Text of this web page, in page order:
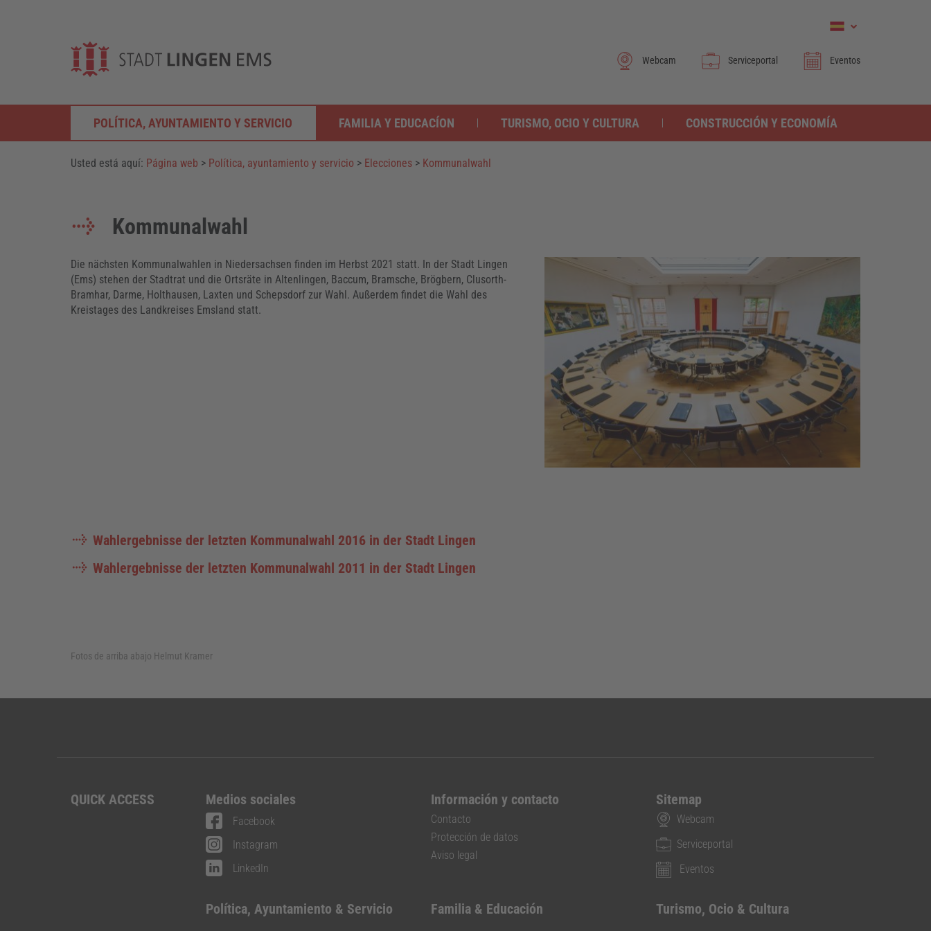
Webcam Serviceportal Eventos
POLÍTICA, AYUNTAMIENTO Y SERVICIO FAMILIA Y EDUCACÍON TURISMO, OCIO Y CULTURA CONSTRUCCIÓN Y ECONOMÍA
Usted está aquí: Página web > Política, ayuntamiento y servicio > Elecciones > Kommunalwahl
Kommunalwahl
Die nächsten Kommunalwahlen in Niedersachsen finden im Herbst 2021 statt. In der Stadt Lingen
(Ems) stehen der Stadtrat und die Ortsräte in Altenlingen, Baccum, Bramsche, Brögbern, Clusorth-
Bramhar, Darme, Holthausen, Laxten und Schepsdorf zur Wahl. Außerdem findet die Wahl des
Kreistages des Landkreises Emsland statt.
Wahlergebnisse der letzten Kommunalwahl 2016 in der Stadt Lingen
Wahlergebnisse der letzten Kommunalwahl 2011 in der Stadt Lingen
Fotos de arriba abajo Helmut Kramer
QUICK ACCESS Medios sociales
Facebook
Instagram
LinkedIn
Información y contacto
Contacto
Protección de datos
Aviso legal
Sitemap
Webcam
Serviceportal
Eventos
Política, Ayuntamiento & Servicio Familia & Educación Turismo, Ocio & Cultura